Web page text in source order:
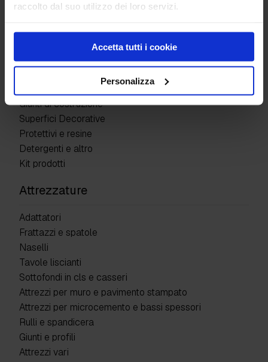
raccolto dal suo utilizzo dei loro servizi.
Accetta tutti i cookie
Personalizza
Abrasivo Garnet Mesh 80
Prodotti
Pavimenti industriali
Giunti di costruzione
Superfici Decorative
Protettivi e resine
Detergenti e altro
Kit prodotti
Attrezzature
Adattatori
Frattazzi e spatole
Naselli
Tavole liscianti
Sottofondi in cls e casseri
Attrezzi per muro e pavimento stampato
Attrezzi per microcemento e bassi spessori
Rulli e spandicera
Giunti e profili
Attrezzi vari